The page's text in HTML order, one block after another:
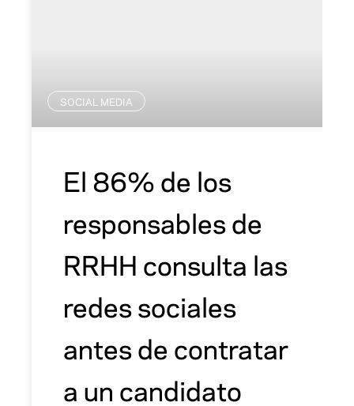
SOCIAL MEDIA
El 86% de los
responsables de
RRHH consulta las
redes sociales
antes de contratar
a un candidato